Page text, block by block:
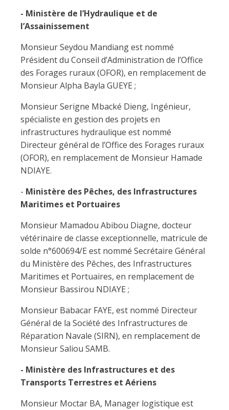
- Ministère de l’Hydraulique et de
l’Assainissement
Monsieur Seydou Mandiang est nommé
Président du Conseil d’Administration de l’Office
des Forages ruraux (OFOR), en remplacement de
Monsieur Alpha Bayla GUEYE ;
Monsieur Serigne Mbacké Dieng, Ingénieur,
spécialiste en gestion des projets en
infrastructures hydraulique est nommé
Directeur général de l’Office des Forages ruraux
(OFOR), en remplacement de Monsieur Hamade
NDIAYE.
- Ministère des Pêches, des Infrastructures
Maritimes et Portuaires
Monsieur Mamadou Abibou Diagne, docteur
vétérinaire de classe exceptionnelle, matricule de
solde n°600694/E est nommé Secrétaire Général
du Ministère des Pêches, des Infrastructures
Maritimes et Portuaires, en remplacement de
Monsieur Bassirou NDIAYE ;
Monsieur Babacar FAYE, est nommé Directeur
Général de la Société des Infrastructures de
Réparation Navale (SIRN), en remplacement de
Monsieur Saliou SAMB.
- Ministère des Infrastructures et des
Transports Terrestres et Aériens
Monsieur Moctar BA, Manager logistique est